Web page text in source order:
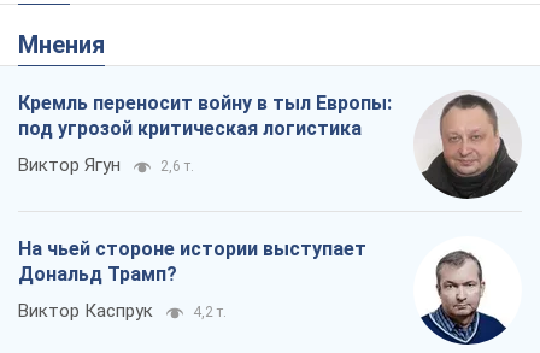
Мнения
Кремль переносит войну в тыл Европы:
под угрозой критическая логистика
Виктор Ягун 2,6 т.
На чьей стороне истории выступает
Дональд Трамп?
Виктор Каспрук 4,2 т.